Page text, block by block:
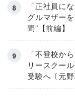
「正社員に
グルマザー
間”【前編】
「不登校か
リースクー
受験へ〔元